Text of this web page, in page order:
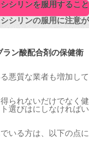
シリンを服用すること
シリンの服用に注意が
ン酸配合剤の保健衛
悪質な業者も増加して
られないだけでなく健
選びはにしなければい
いる方は、以下の点に
シリンを服用すること
シリンの服用に注意が